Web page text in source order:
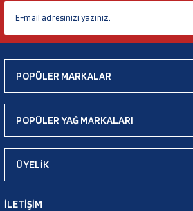
POPÜLER MARKALAR
POPÜLER YAĞ MARKALARI
ÜYELİK
İLETİŞİM